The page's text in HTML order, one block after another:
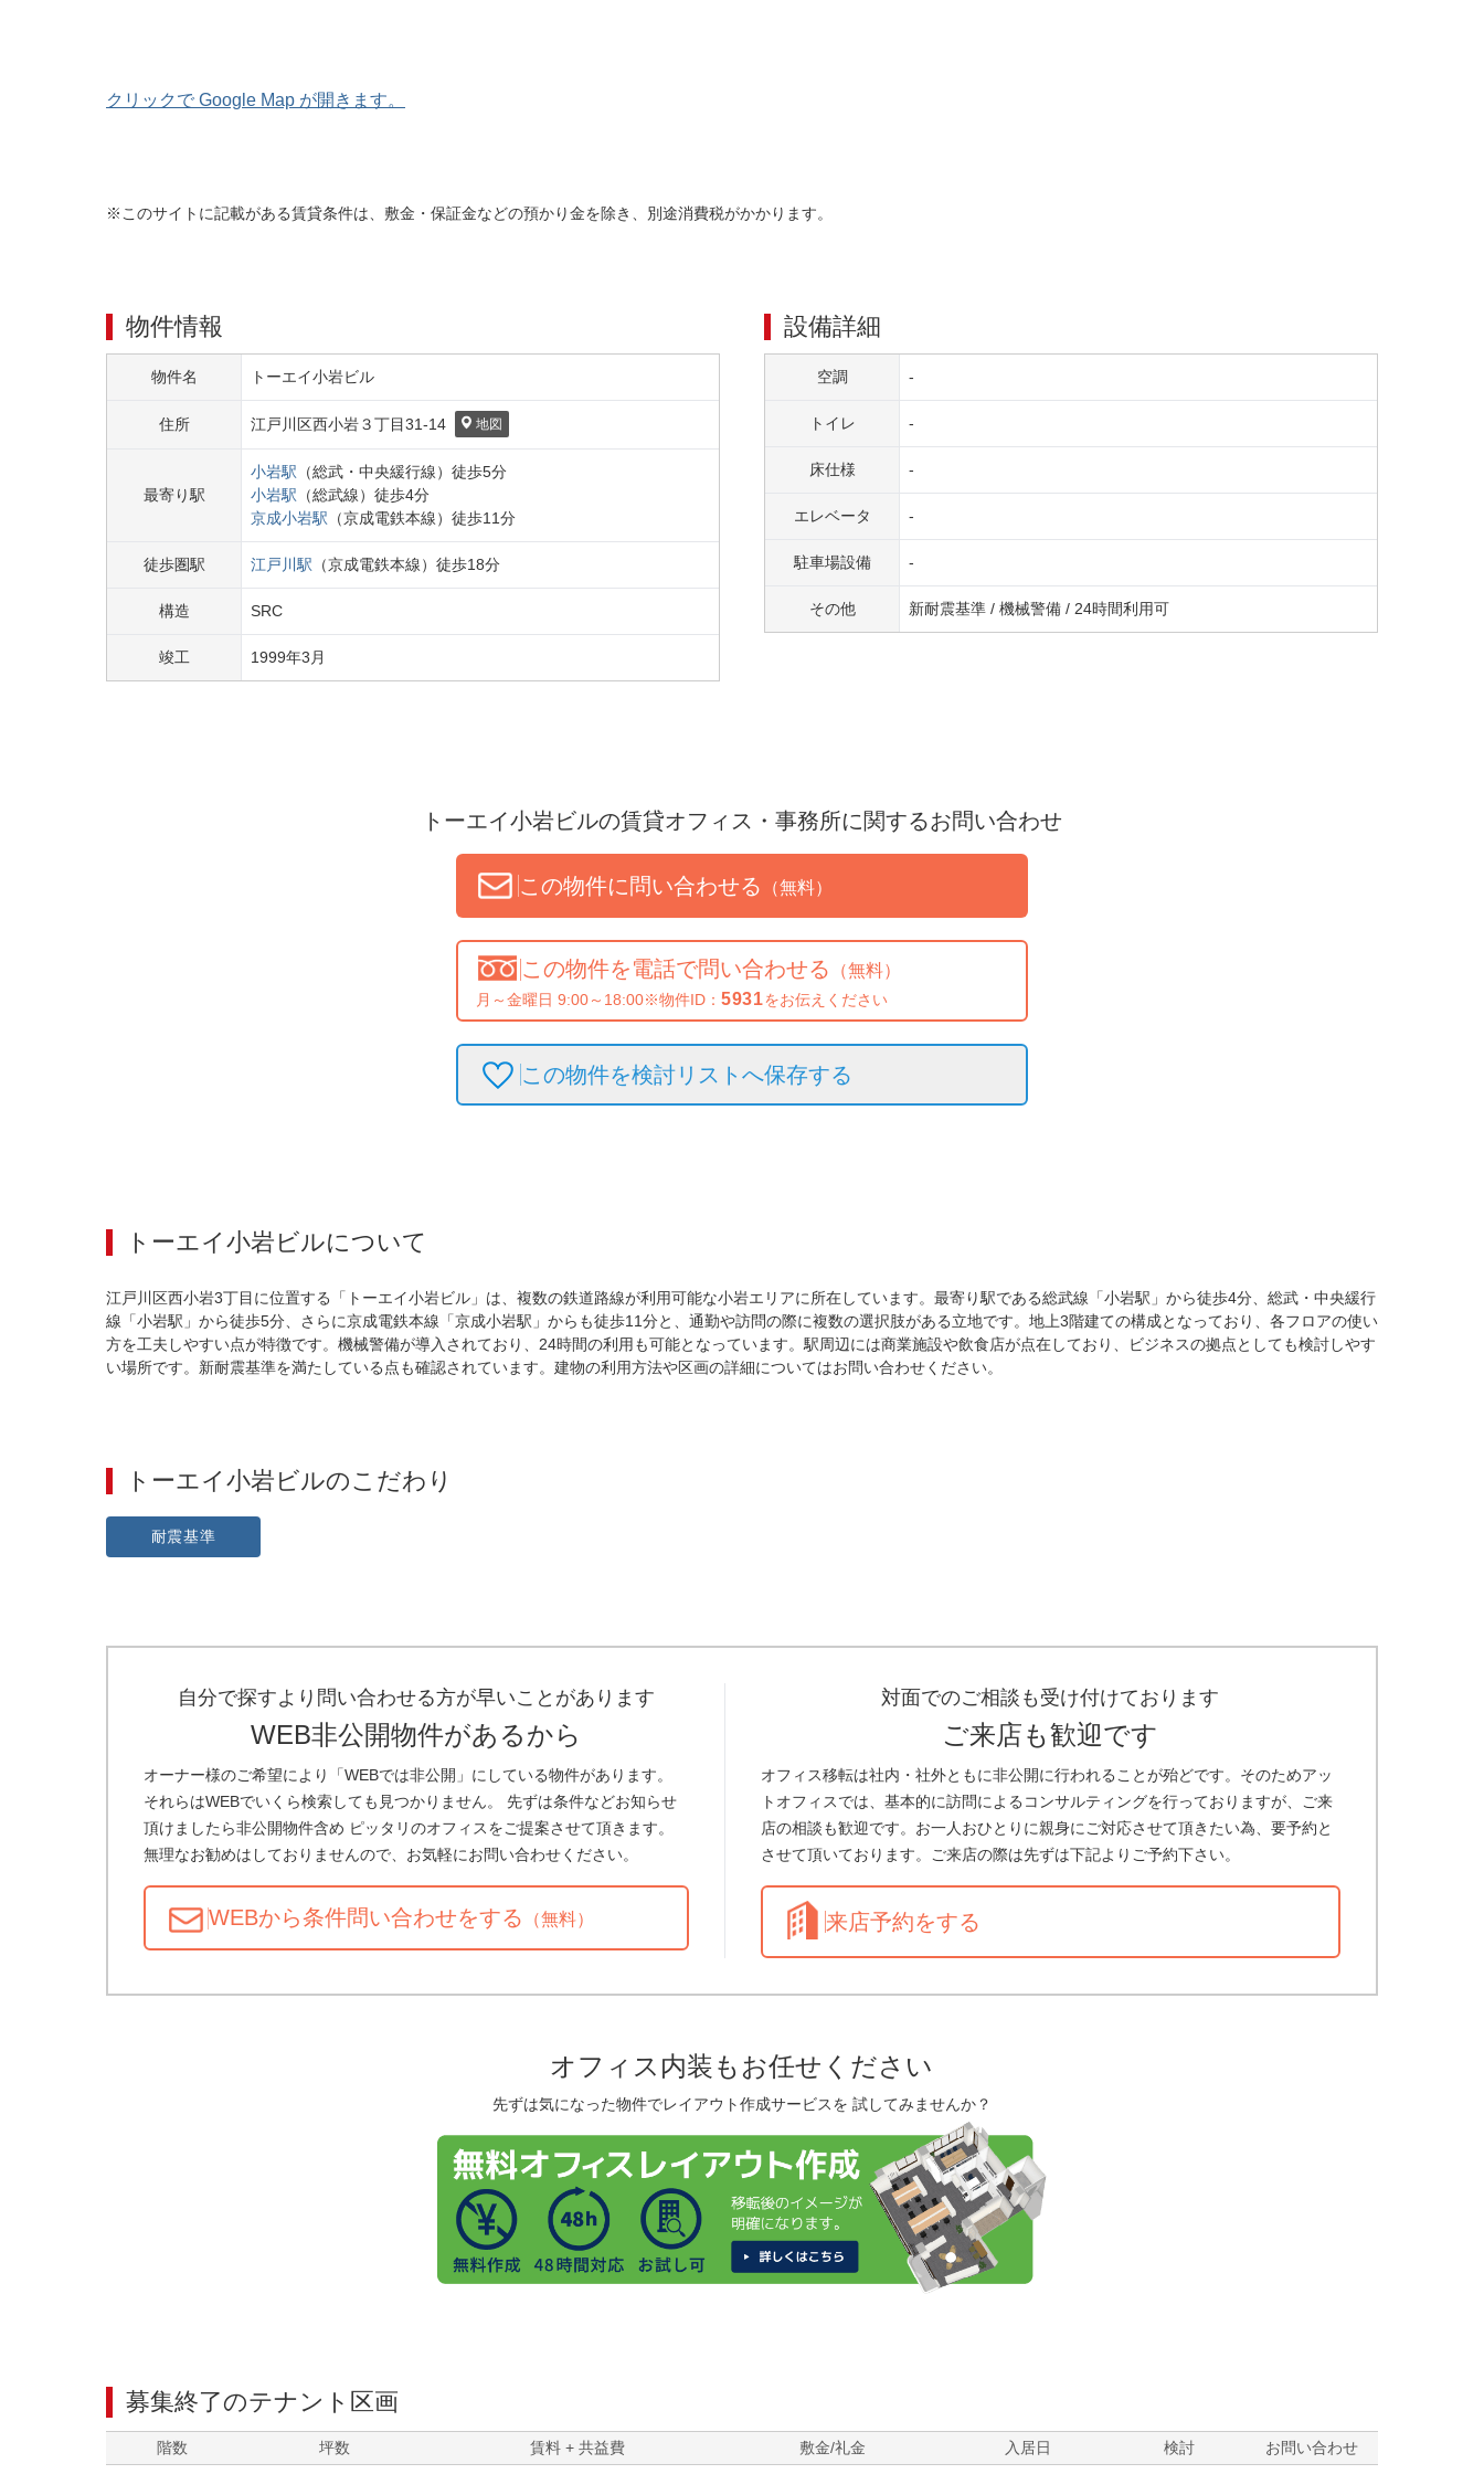
クリックで Google Map が開きます。
※このサイトに記載がある賃貸条件は、敷金・保証金などの預かり金を除き、別途消費税がかかります。
物件情報
物件名 トーエイ小岩ビル
住所 江戸川区西小岩３丁目31-14 地図
最寄り駅
小岩駅 （総武・中央緩行線） 徒歩5分
小岩駅 （総武線） 徒歩4分
京成小岩駅 （京成電鉄本線） 徒歩11分
徒歩圏駅 江戸川 駅 （京成電鉄本線） 徒歩18分
構造 SRC
竣工 1999年3 月
設備詳細
空調 -
トイレ -
床仕様 -
エレベータ -
駐車場設備 -
その他 新耐震基準 / 機械警備 / 24時間利用可
トーエイ小岩ビルの賃貸オフィス・事務所に関するお問い合わせ
この物件に問い合わせる （無料）
この物件を電話で問い合わせる （無料）
月～金曜日 9:00～18:00※物件ID： 5931をお伝えください
この物件を検討リストへ保存する
トーエイ小岩ビルについて
江戸川区西小岩3丁目に位置する「トーエイ小岩ビル」は、複数の鉄道路線が利用可能な小岩エリアに所在しています。最寄り駅である総武線「小岩駅」から徒歩4分、総武・中央緩行
線「小岩駅」から徒歩5分、さらに京成電鉄本線「京成小岩駅」からも徒歩11分と、通勤や訪問の際に複数の選択肢がある立地です。地上3階建ての構成となっており、各フロアの使い
方を工夫しやすい点が特徴です。機械警備が導入されており、24時間の利用も可能となっています。駅周辺には商業施設や飲食店が点在しており、ビジネスの拠点としても検討しやす
い場所です。新耐震基準を満たしている点も確認されています。建物の利用方法や区画の詳細についてはお問い合わせください。
トーエイ小岩ビルのこだわり
耐震基準
自分で探すより問い合わせる方が早いことがあります
WEB非公開物件があるから
オーナー様のご希望により「WEBでは非公開」にしている物件があります。
それらはWEBでいくら検索しても見つかりません。 先ずは条件などお知らせ
頂けましたら非公開物件含め ピッタリのオフィスをご提案させて頂きます。
無理なお勧めはしておりませんので、お気軽にお問い合わせください。
WEBから条件問い合わせをする （無料）
対面でのご相談も受け付けております
ご来店も歓迎です
オフィス移転は社内・社外ともに非公開に行われることが殆どです。そのためアッ
トオフィスでは、基本的に訪問によるコンサルティングを行っておりますが、ご来
店の相談も歓迎です。お一人おひとりに親身にご対応させて頂きたい為、要予約と
させて頂いております。ご来店の際は先ずは下記よりご予約下さい。
来店予約をする
オフィス内装もお任せください
先ずは気になった物件でレイアウト作成サービスを 試してみませんか？
募集終了のテナント区画
階数 坪数 賃料 + 共益費 敷金/礼金 入居日 検討 お問い合わせ